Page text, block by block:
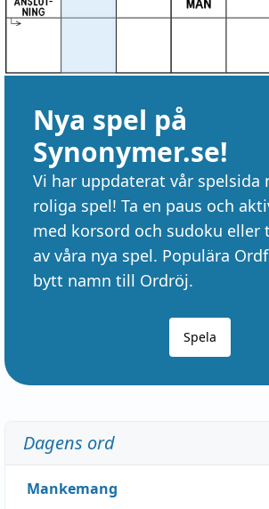
Nya spel på
Synonymer.se!
Vi har uppdaterat vår spelsida
roliga spel! Ta en paus och
med korsord och sudoku eller
av våra nya spel. Populära
bytt namn till Ordröj.
Spela
Dagens ord
Mankemang